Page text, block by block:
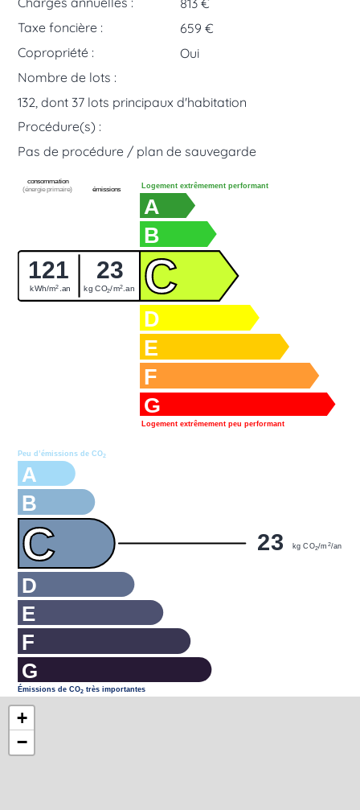
813 €
Taxe foncière :
659 €
Copropriété :
Oui
Nombre de lots :
132, dont 37 lots principaux d'habitation
Procédure(s) :
Pas de procédure / plan de sauvegarde
(énergie primaire)
consommation
émissions Logement extrêmement performant
A
B
C
23
121
kWh/m2 .an kg CO2/m2.an
D
E
F
G
Logement extrêmement peu performant
Peu d’émissions de CO2
A
B
23 kg CO2/m 2/an
C
D
E
F
G
Émissions de CO2 très importantes
+
−